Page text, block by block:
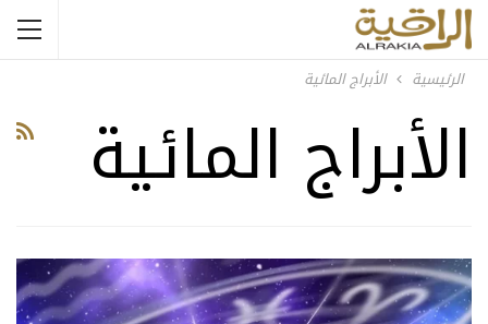
الرئيسية الأبراج المائية
الأبراج المائية